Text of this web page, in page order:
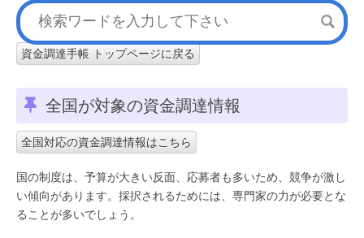
資金調達手帳 トップページに戻る
全国が対象の資金調達情報
全国対応の資金調達情報はこちら
国の制度は、予算が大きい反面、応募者も多いため、競争が激し
い傾向があります。採択されるためには、専門家の力が必要とな
ることが多いでしょう。